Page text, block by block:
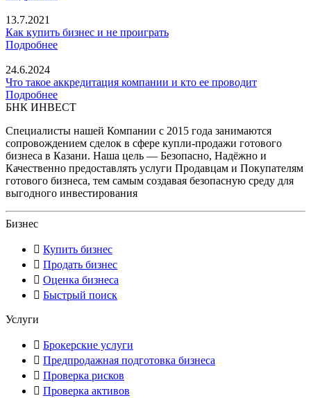
13.7.2021
Как купить бизнес и не проиграть
Подробнее
24.6.2024
Что такое аккредитация компании и кто ее проводит
Подробнее
БНК ИНВЕСТ
Специалисты нашей Компании с 2015 года занимаются
сопровождением сделок в сфере купли-продажи готового
бизнеса в Казани. Наша цель — Безопасно, Надёжно и
Качественно предоставлять услуги Продавцам и Покупателям
готового бизнеса, тем самым создавая безопасную среду для
выгодного инвестирования
Бизнес
Купить бизнес
Продать бизнес
Оценка бизнеса
Быстрый поиск
Услуги
Брокерские услуги
Предпродажная подготовка бизнеса
Проверка рисков
Проверка активов